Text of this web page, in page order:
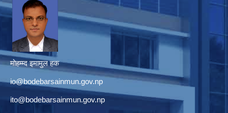
मोहम्म्द इमामुल हक
io@bodebarsainmun.gov.np
ito@bodebarsainmun.gov.np